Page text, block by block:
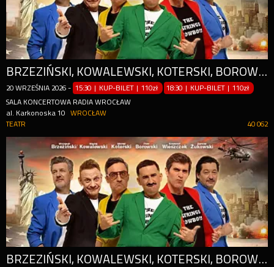
BRZEZIŃSKI, KOWALEWSKI, KOTERSKI, BOROWSKI, WIESZCZEK, ŻUKOWSKI
20 WRZEŚNIA 2026 - 15:30 | KUP-BILET |110zł 18:30 | KUP-BILET |110zł
SALA KONCERTOWA RADIA WROCŁAW
al. Karkonoska 10
WROCŁAW
40 062
TEATR
BRZEZIŃSKI, KOWALEWSKI, KOTERSKI, BOROWSKI, WIESZCZEK, ŻUKOWSKI